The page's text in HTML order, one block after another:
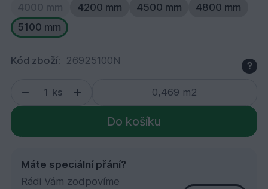
4000 mm
4200 mm 4500 mm
4800 mm
5100 mm
Kód zboží: 26925100N ?
ks
Do košíku
Máte speciální přání?
Rádi Vám zodpovíme